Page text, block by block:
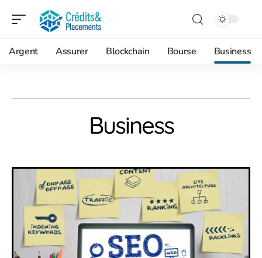
Argent Assurer Blockchain Bourse Business
Business